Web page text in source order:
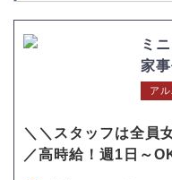
ミ
家
ア
＼＼スタッフは全員
／高時給！週1日～